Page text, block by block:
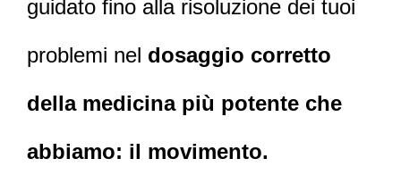
guidato fino alla risoluzione dei tuoi
problemi nel dosaggio corretto
della medicina più potente che
abbiamo: il movimento.